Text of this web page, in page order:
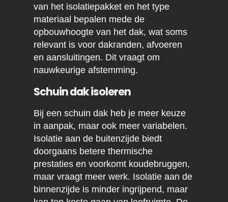
van het isolatiepakket en het type
materiaal bepalen mede de
opbouwhoogte van het dak, wat soms
relevant is voor dakranden, afvoeren
en aansluitingen. Dit vraagt om
nauwkeurige afstemming.
Schuin dak isoleren
Bij een schuin dak heb je meer keuze
in aanpak, maar ook meer variabelen.
Isolatie aan de buitenzijde biedt
doorgaans betere thermische
prestaties en voorkomt koudebruggen,
maar vraagt meer werk. Isolatie aan de
binnenzijde is minder ingrijpend, maar